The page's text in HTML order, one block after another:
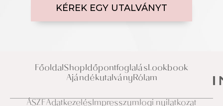
KÉREK EGY UTALVÁNYT
FőoldalShopIdőpontfoglalásLookbook
AjándékutalványRólam